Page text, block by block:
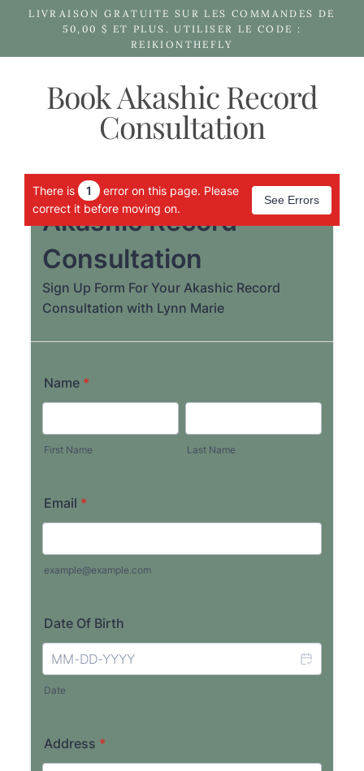
PasserLIVRAISON GRATUITE SUR LES COMMANDES DE
50,00 $ ET PLUS. UTILISER LE CODE :
REIKIONTHEFLY
Book Akashic Record
Consultation